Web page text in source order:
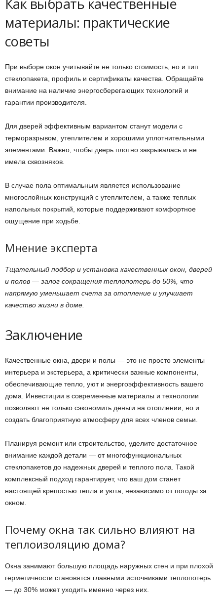
Как выбрать качественные
материалы: практические
советы
При выборе окон учитывайте не только стоимость, но и тип
стеклопакета, профиль и сертификаты качества. Обращайте
внимание на наличие энергосберегающих технологий и
гарантии производителя.
Для дверей эффективным вариантом станут модели с
терморазрывом, утеплителем и хорошими уплотнительными
элементами. Важно, чтобы дверь плотно закрывалась и не
имела сквозняков.
В случае пола оптимальным является использование
многослойных конструкций с утеплителем, а также теплых
напольных покрытий, которые поддерживают комфортное
ощущение при ходьбе.
Мнение эксперта
Тщательный подбор и установка качественных окон, дверей
и полов — залог сокращения теплопотерь до 50%, что
напрямую уменьшает счета за отопление и улучшает
качество жизни в доме.
Заключение
Качественные окна, двери и полы — это не просто элементы
интерьера и экстерьера, а критически важные компоненты,
обеспечивающие тепло, уют и энергоэффективность вашего
дома. Инвестиции в современные материалы и технологии
позволяют не только сэкономить деньги на отоплении, но и
создать благоприятную атмосферу для всех членов семьи.
Планируя ремонт или строительство, уделите достаточное
внимание каждой детали — от многофункциональных
стеклопакетов до надежных дверей и теплого пола. Такой
комплексный подход гарантирует, что ваш дом станет
настоящей крепостью тепла и уюта, независимо от погоды за
окном.
Почему окна так сильно влияют на
теплоизоляцию дома?
Окна занимают большую площадь наружных стен и при плохой
герметичности становятся главными источниками теплопотерь
— до 30% может уходить именно через них.